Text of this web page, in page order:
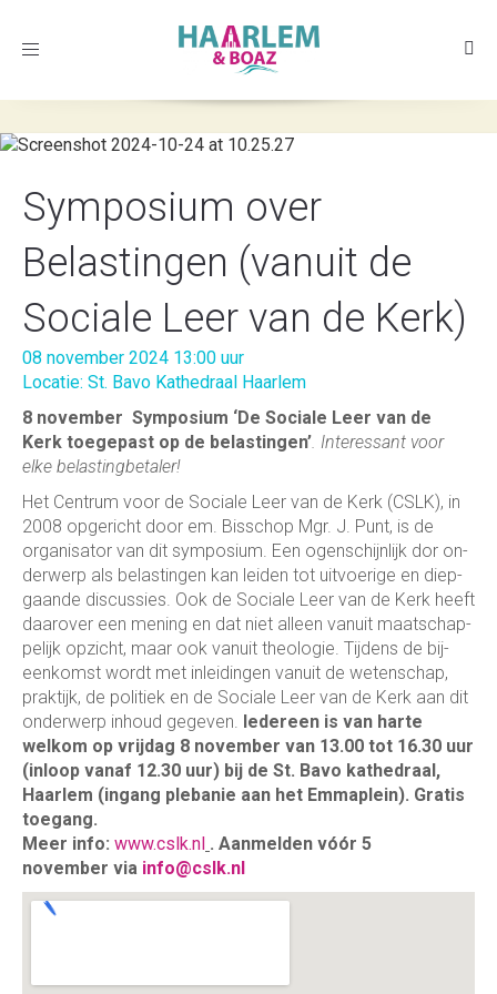
Toggle
Symposium over
Belastingen (vanuit de
Sociale Leer van de Kerk)
08 november 2024 13:00 uur
Locatie: St. Bavo Kathedraal Haarlem
8 november Symposium ‘De Sociale Leer van de
Kerk toegepast op de belastingen’. Interessant voor
elke belastingbetaler!
Het Centrum voor de Sociale Leer van de Kerk (CSLK), in
2008 opgericht door em. Bisschop Mgr. J. Punt, is de
organisator van dit symposium. Een ogenschijn­lijk dor on­
der­werp als belas­tingen kan leiden tot uit­voerige en diep­
gaande dis­cus­sies. Ook de Sociale Leer van de Kerk heeft
daarover een mening en dat niet alleen vanuit maat­schap­
pe­lijk opzicht, maar ook vanuit theo­lo­gie. Tijdens de bij­
een­komst wordt met inlei­dingen vanuit de weten­schap,
praktijk, de poli­tiek en de Sociale Leer van de Kerk aan dit
onderwerp inhoud gegeven. Iedereen is van harte
welkom op vrijdag 8 november van 13.00 tot 16.30 uur
(inloop vanaf 12.30 uur) bij de St. Bavo kathedraal,
Haarlem (ingang plebanie aan het Emmaplein). Gratis
toegang.
Meer info: www.cslk.nl . Aanmelden vóór 5
november via info@cslk.nl